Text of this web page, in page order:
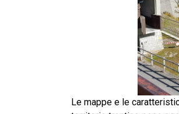
Le mappe e le